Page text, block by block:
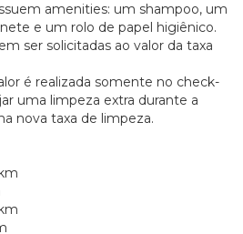
amenities: um shampoo, um
e um rolo de papel higiênico.
ser solicitadas ao valor da taxa
é realizada somente no check-
uma limpeza extra durante a
nova taxa de limpeza.